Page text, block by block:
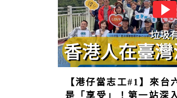
【港仔當志工#1】來台
是「享受」！第一站深